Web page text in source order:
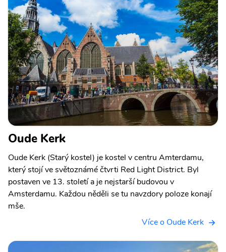
Oude Kerk
Oude Kerk (Starý kostel) je kostel v centru Amterdamu,
který stojí ve světoznámé čtvrti Red Light District. Byl
postaven ve 13. století a je nejstarší budovou v
Amsterdamu. Každou něděli se tu navzdory poloze konají
mše.
Více o Oude Kerk